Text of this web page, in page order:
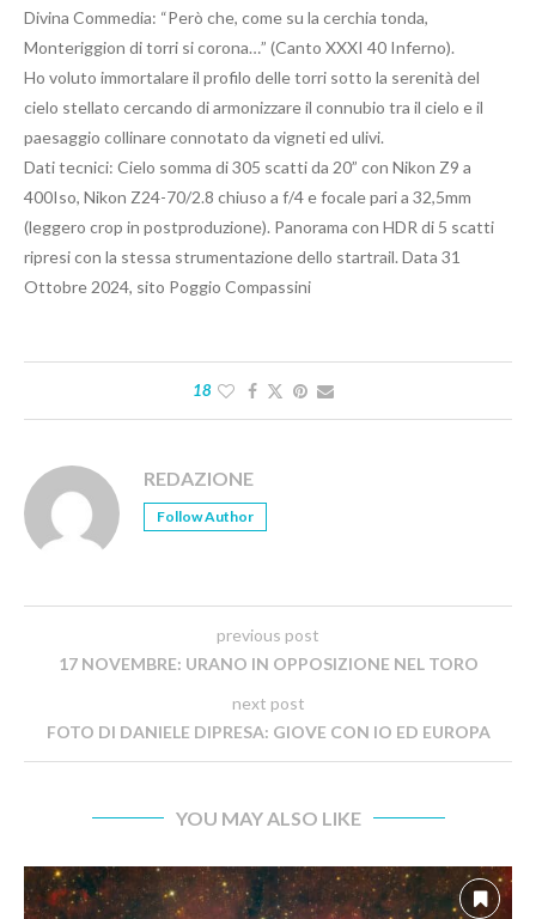
Divina Commedia: “Però che, come su la cerchia tonda,
Monteriggion di torri si corona…” (Canto XXXI 40 Inferno).
Ho voluto immortalare il profilo delle torri sotto la serenità del
cielo stellato cercando di armonizzare il connubio tra il cielo e il
paesaggio collinare connotato da vigneti ed ulivi.
Dati tecnici: Cielo somma di 305 scatti da 20” con Nikon Z9 a
400Iso, Nikon Z24-70/2.8 chiuso a f/4 e focale pari a 32,5mm
(leggero crop in postproduzione). Panorama con HDR di 5 scatti
ripresi con la stessa strumentazione dello startrail. Data 31
Ottobre 2024, sito Poggio Compassini
18
REDAZIONE
Follow Author
previous post
17 NOVEMBRE: URANO IN OPPOSIZIONE NEL TORO
next post
FOTO DI DANIELE DIPRESA: GIOVE CON IO ED EUROPA
YOU MAY ALSO LIKE